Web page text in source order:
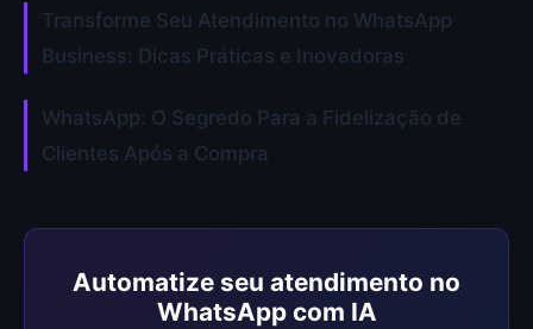
Transforme Seu Atendimento no WhatsApp
Business: Dicas Práticas e Inovadoras
WhatsApp: O Segredo Para a Fidelização de
Clientes Após a Compra
Automatize seu atendimento no
WhatsApp com IA